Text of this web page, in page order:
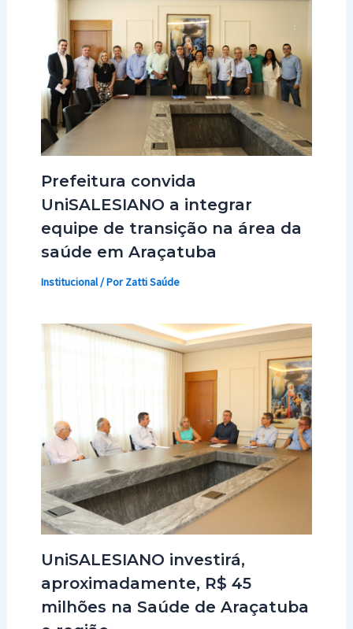
Prefeitura convida
UniSALESIANO a integrar
equipe de transição na área da
saúde em Araçatuba
Institucional/ PorZatti Saúde
UniSALESIANO investirá,
aproximadamente, R$ 45
milhões na Saúde de Araçatuba